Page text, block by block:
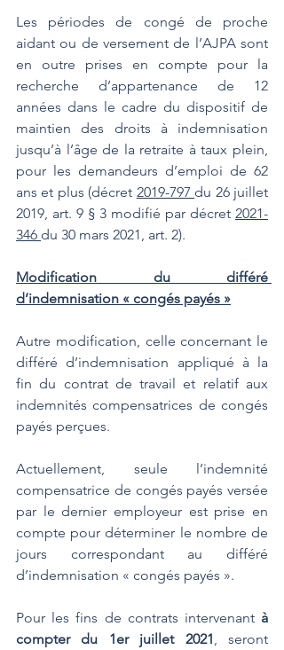
Les périodes de congé de proche
aidant ou de versement de l’AJPA sont
en outre prises en compte pour la
recherche d’appartenance de 12
années dans le cadre du dispositif de
maintien des droits à indemnisation
jusqu’à l’âge de la retraite à taux plein,
pour les demandeurs d’emploi de 62
ans et plus (décret 2019-797 du 26 juillet
2019, art. 9 § 3 modifié par décret 2021-
346 du 30 mars 2021, art. 2).
Modification du différé
d’indemnisation « congés payés »
Autre modification, celle concernant le
différé d’indemnisation appliqué à la
fin du contrat de travail et relatif aux
indemnités compensatrices de congés
payés perçues.
Actuellement, seule l’indemnité
compensatrice de congés payés versée
par le dernier employeur est prise en
compte pour déterminer le nombre de
jours correspondant au différé
d’indemnisation « congés payés ».
Pour les fins de contrats intervenant à
compter du 1er juillet 2021, seront